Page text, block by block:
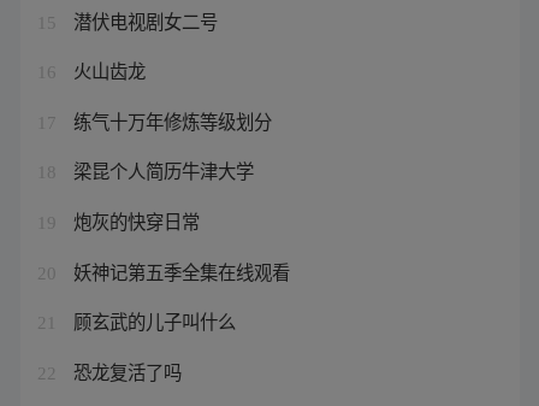
15 潜伏电视剧女二号
16 火山齿龙
17 练气十万年修炼等级划分
18 梁昆个人简历牛津大学
19 炮灰的快穿日常
20 妖神记第五季全集在线观看
21 顾玄武的儿子叫什么
22 恐龙复活了吗